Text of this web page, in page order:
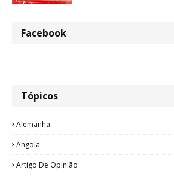
Facebook
Tópicos
Alemanha
Angola
Artigo De Opinião